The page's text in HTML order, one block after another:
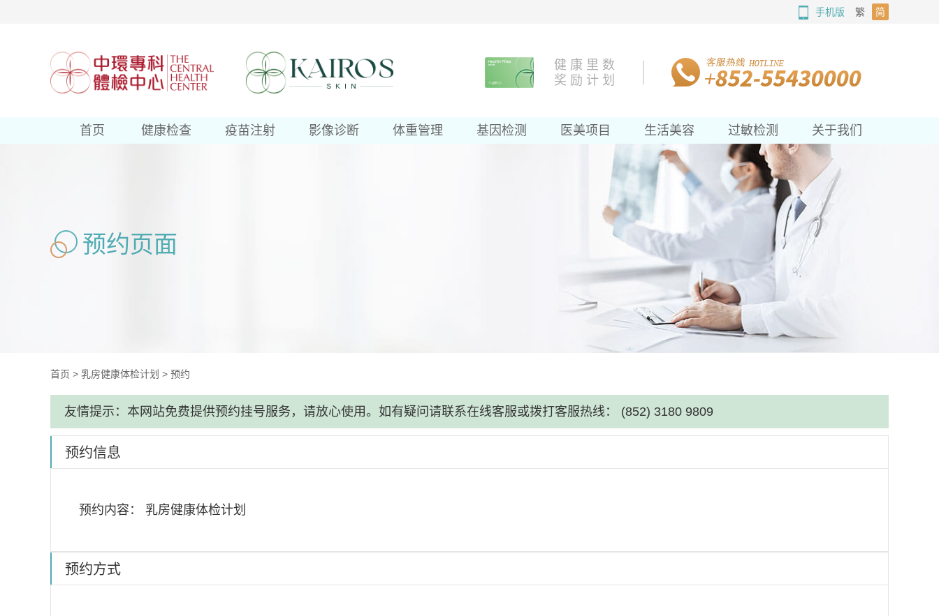
手机版 繁 简
健 康 里 数
奖 励 计 划
首页 健康检查 疫苗注射 影像诊断 体重管理 基因检测 医美项目 生活美容 过敏检测 关于我们
预约页面
首页 > 乳房健康体检计划 > 预约
友情提示：本网站免费提供预约挂号服务，请放心使用。如有疑问请联系在线客服或拨打客服热线： (852) 3180 9809
预约信息
预约内容： 乳房健康体检计划
预约方式